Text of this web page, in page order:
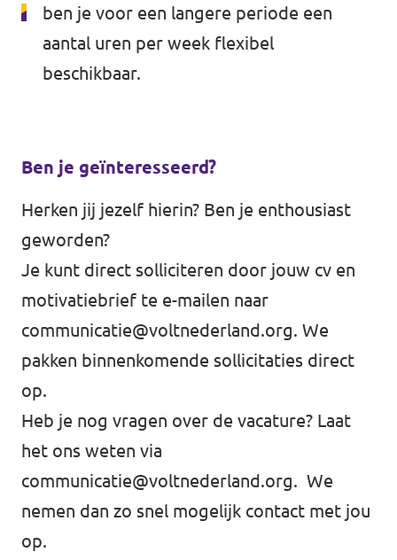
ben je voor een langere periode een
aantal uren per week flexibel
beschikbaar.
Ben je geïnteresseerd?
Herken jij jezelf hierin? Ben je enthousiast
geworden?
Je kunt direct solliciteren door jouw cv en
motivatiebrief te e-mailen naar
communicatie@voltnederland.org. We
pakken binnenkomende sollicitaties direct
op.
Heb je nog vragen over de vacature? Laat
het ons weten via
communicatie@voltnederland.org. We
nemen dan zo snel mogelijk contact met jou
op.